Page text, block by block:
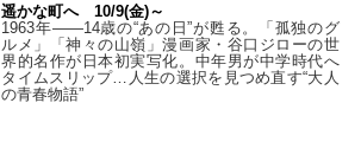
遥かな町へ 10/9(金)～
1963年――14歳の“あの日”が甦る。「孤独のグ
ルメ」「神々の山嶺」漫画家・谷口ジローの世
界的名作が日本初実写化。中年男が中学時代へ
タイムスリップ…人生の選択を見つめ直す“大人
の青春物語”